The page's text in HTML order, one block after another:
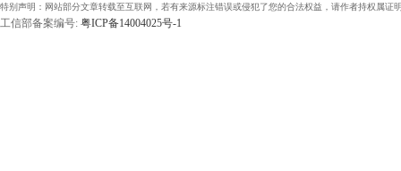
特别声明：网站部分文章转载至互联网，若有来源标注错误或侵犯了您的合法权益，请作者持权属证
工信部备案编号: 粤ICP备14004025号-1